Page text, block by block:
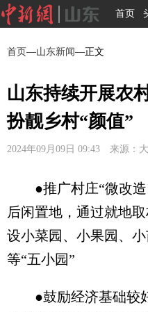
首页
首页—山东新闻—正文
山东持续开展农
扮靓乡村“颜值”
2024年09月09日 09:43 来源：
●推广村庄“微改造
后闲置地，通过就地
设小菜园、小果园、
等“五小园”
●鼓励经济基础较